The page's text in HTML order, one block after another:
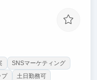
です。
をもとに意思決定す
SNSマーケティング
プ
土日勤務可